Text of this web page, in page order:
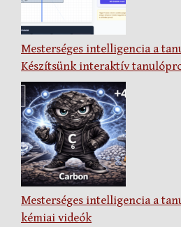
Mesterséges intelligencia a
Készítsünk interaktív
Mesterséges intelligencia a
kémiai videók